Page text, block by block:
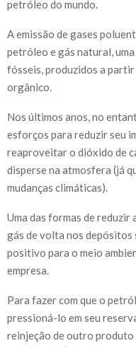
petróleo do mundo.
A emissão de gases
petróleo e gás natural,
fósseis, produzidos a
orgânico.
Nos últimos anos, no
esforços para reduzir seu
reaproveitar o dióxido de
disperse na atmosfera (já
mudanças climáticas).
Uma das formas de reduzir
gás de volta nos depósitos
positivo para o meio
empresa.
Para fazer com que o
pressioná-lo em seu
reinjeção de outro produto